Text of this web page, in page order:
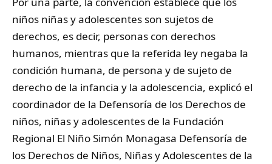
niños niñas y adolescentes son sujetos de
derechos, es decir, personas con derechos
humanos, mientras que la referida ley negaba la
condición humana, de persona y de sujeto de
derecho de la infancia y la adolescencia, explicó el
coordinador de la Defensoría de los Derechos de
niños, niñas y adolescentes de la Fundación
Regional El Niño Simón Monagasa Defensoría de
los Derechos de Niños, Niñas y Adolescentes de la